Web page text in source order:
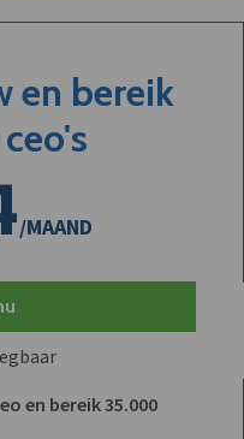
en bereik
/MAAND
en bereik 35.000